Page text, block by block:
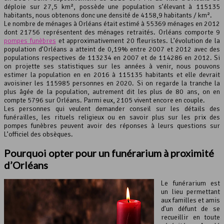
Leaflet, ©OpenStreetMapcontributeurs
déploie sur 27,5 km², possède une population s’élevant à 115135
habitants, nous obtenons donc une densité de 4158,9 habitants / km².
Le nombre de ménages à Orléans était estimé à 55369 ménages en 2012
dont 21756 représentent des ménages retraités. Orléans comporte 9
pompes funèbres et approximativement 20 fleuristes. L’évolution de la
population d’Orléans a atteint de 0,19% entre 2007 et 2012 avec des
populations respectives de 113234 en 2007 et de 114286 en 2012. Si
on projette ses statistiques sur les années à venir, nous pouvons
estimer la population en en 2016 à 115135 habitants et elle devrait
avoisiner les 115985 personnes en 2020. Si on regarde la tranche la
plus âgée de la population, autrement dit les plus de 80 ans, on en
compte 5796 sur Orléans. Parmi eux, 2105 vivent encore en couple.
Les personnes qui veulent demander conseil sur les détails des
funérailles, les rituels religieux ou en savoir plus sur les prix des
pompes funèbres peuvent avoir des réponses à leurs questions sur
L’officiel des obsèques.
Pourquoi opter pour un funérarium à proximité
d’Orléans
Le funérarium est
un lieu permettant
aux familles et amis
d’un défunt de se
recueillir en toute